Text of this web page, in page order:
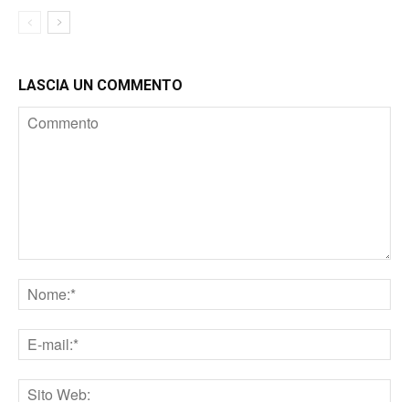
LASCIA UN COMMENTO